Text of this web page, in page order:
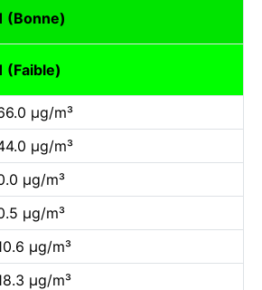
(Bonne)
(Faible)
µg/m³
µg/m³
µg/m³
µg/m³
µg/m³
µg/m³